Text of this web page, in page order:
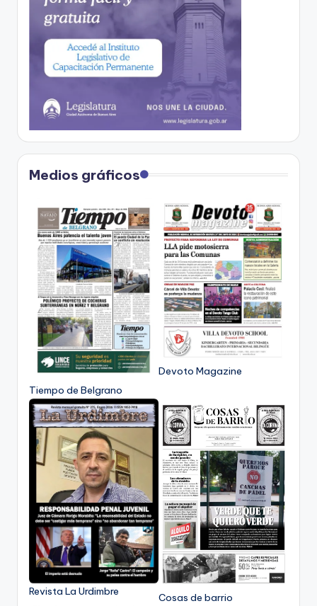
Medios gráficos
Tiempo de Belgrano
Devoto Magazine
Revista La Urdimbre
Cosas de barrio